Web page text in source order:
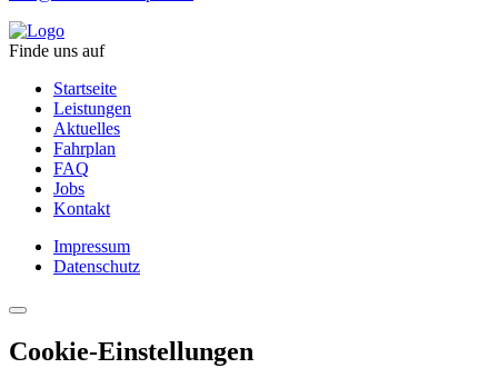
Finde uns auf
Startseite
Leistungen
Aktuelles
Fahrplan
FAQ
Jobs
Kontakt
Impressum
Datenschutz
Cookie-Einstellungen